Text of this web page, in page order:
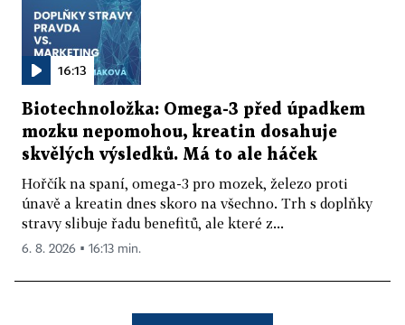
16:13
Biotechnoložka: Omega-3 před úpadkem
mozku nepomohou, kreatin dosahuje
skvělých výsledků. Má to ale háček
Hořčík na spaní, omega-3 pro mozek, železo proti
únavě a kreatin dnes skoro na všechno. Trh s doplňky
stravy slibuje řadu benefitů, ale které z...
6. 8. 2026 ▪ 16:13 min.